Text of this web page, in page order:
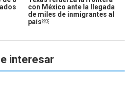
con México ante la llegada
de miles de inmigrantes al
país￼
interesar